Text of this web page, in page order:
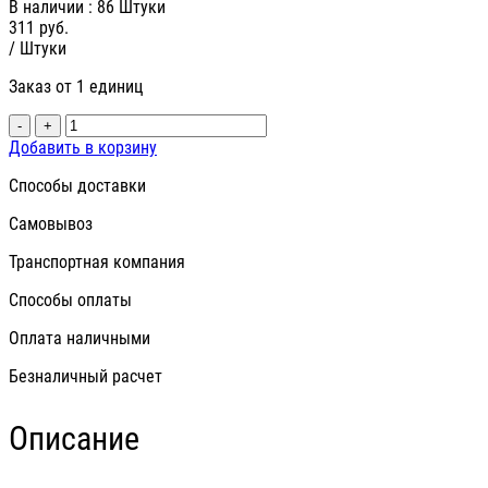
В наличии : 86 Штуки
311 руб.
/ Штуки
Заказ от 1 единиц
- +
Добавить в корзину
Способы доставки
Самовывоз
Транспортная компания
Способы оплаты
Оплата наличными
Безналичный расчет
Описание